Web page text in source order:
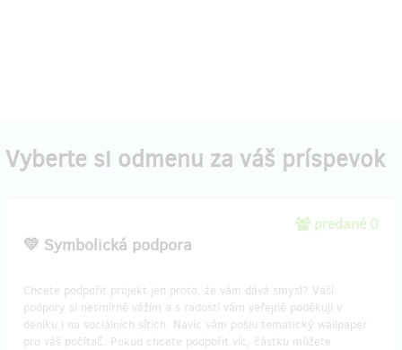
Vyberte si odmenu za váš príspevok
predané 0
💛 Symbolická podpora
Chcete podpořit projekt jen proto, že vám dává smysl? Vaší
podpory si nesmírně vážím a s radostí vám veřejně poděkuji v
deníku i na sociálních sítích. Navíc vám pošlu tematický wallpaper
pro váš počítač. Pokud chcete podpořit víc, částku můžete